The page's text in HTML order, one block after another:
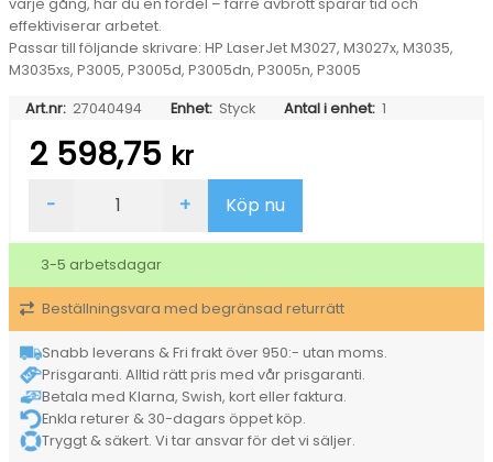
effektiviserar arbetet.
Passar till följande skrivare: HP LaserJet M3027, M3027x, M3035,
M3035xs, P3005, P3005d, P3005dn, P3005n, P3005
Art.nr: 27040494 Enhet: Styck Antal i enhet: 1
2 598,75 kr
HP
Q7551A
svart
mängd
- + Köp nu
3-5 arbetsdagar
Beställningsvara med begränsad returrätt
Snabb leverans & Fri frakt över 950:- utan moms.
Prisgaranti. Alltid rätt pris med vår prisgaranti.
Betala med Klarna, Swish, kort eller faktura.
Enkla returer & 30-dagars öppet köp.
Tryggt & säkert. Vi tar ansvar för det vi säljer.